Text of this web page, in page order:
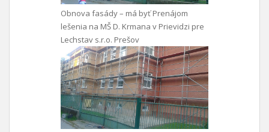
Obnova fasády – má byť Prenájom
lešenia na MŠ D. Krmana v Prievidzi pre
Lechstav s.r.o. Prešov